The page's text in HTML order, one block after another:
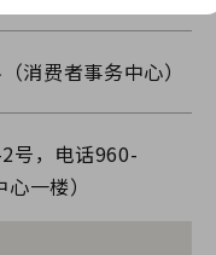
消费者事务中心）
号，电话960-
一楼）